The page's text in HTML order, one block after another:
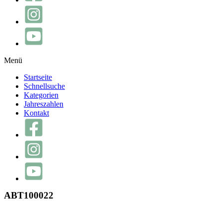
Menü
Startseite
Schnellsuche
Kategorien
Jahreszahlen
Kontakt
ABT100022